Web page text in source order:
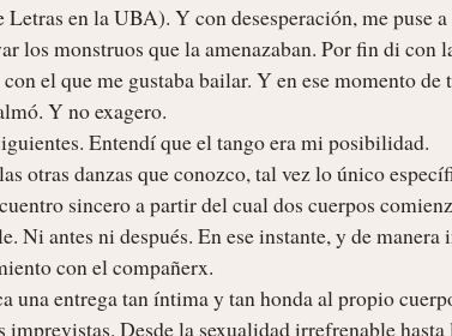
en la UBA). Y con desesperación, me puse
los monstruos que la amenazaban. Por fin di con
el que me gustaba bailar. Y en ese momento de
Y no exagero.
Entendí que el tango era mi posibilidad.
otras danzas que conozco, tal vez lo único
sincero a partir del cual dos cuerpos
Ni antes ni después. En ese instante, y de
con el compañerx.
una entrega tan íntima y tan honda al propio
imprevistas. Desde la sexualidad irrefrenable